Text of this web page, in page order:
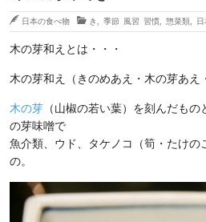
日本の食べ物 き 季節 風習 習慣 惣菜類
木の芽和えとは・・・
木の芽和え（きのめあえ・木の芽あえ
木の芽 （山椒の若い葉）を刻んだも
の芽味噌で
魚介類、ウド、タケノコ（筍・たけの
の。